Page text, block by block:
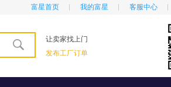
富星首页 我的富星 客服中心
让卖家找上门
发布工厂订单